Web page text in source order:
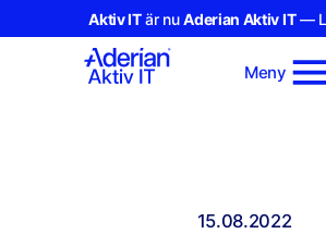
Aktiv ITär nuAderian Aktiv IT—
Meny
15.08.2022